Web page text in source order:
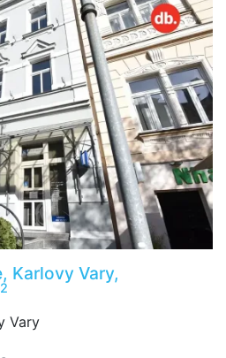
Karlovy Vary,
2
Vary